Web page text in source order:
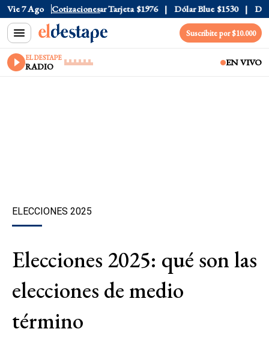
Vie 7 Ago Cotizaciones
Oficial $1520 Dólar Tarjeta $1976 Dólar Blue $1530 Dólar
Suscribite por $10.000
EL DESTAPE
RADIO EN VIVO
ELECCIONES 2025
Elecciones 2025: qué son las
elecciones de medio
término